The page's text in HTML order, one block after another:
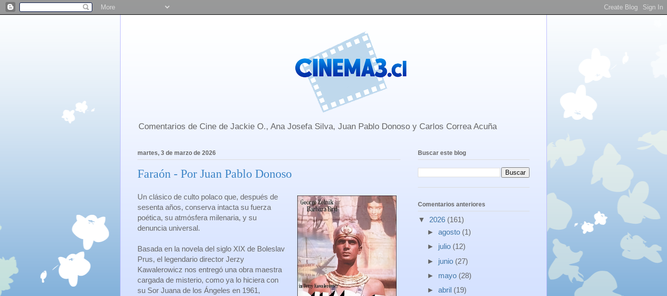
Comentarios de Cine de Jackie O., Ana Josefa Silva, Juan Pablo Donoso y Carlos Correa Acuña
martes, 3 de marzo de 2026
Faraón - Por Juan Pablo Donoso
Un clásico de culto polaco que, después de
sesenta años, conserva intacta su fuerza
poética, su atmósfera milenaria, y su
denuncia universal.
Basada en la novela del siglo XIX de Boleslav
Prus, el legendario director Jerzy
Kawalerowicz nos entregó una obra maestra
cargada de misterio, como ya lo hiciera con
su Sor Juana de los Ángeles en 1961,
Buscar este blog
Comentarios anteriores
▼ 2026 (161)
► agosto (1)
► julio (12)
► junio (27)
► mayo (28)
► abril (19)